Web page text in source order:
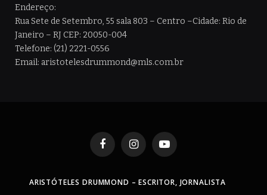
Endereço:
Rua Sete de Setembro, 55 sala 803 – Centro –Cidade: Rio de
Janeiro – RJ CEP: 20050-004
Telefone: (21) 2221-0556
Email: aristotelesdrummond@mls.com.br
FacebookInstagramYouTube
ARISTÓTELES DRUMMOND – ESCRITOR, JORNALISTA